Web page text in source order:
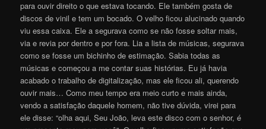
para ouvir direito o que estava tocando. Ele também gosta de
discos de vinil e tem um bocado. O velho ficou alucinado quando
viu essa caixa. Ele a segurava como se não fosse soltar mais,
via e revia por dentro e por fora. Lia a lista de músicas, segurava
como se fosse um bichinho de estimação. Sabia todas as
músicas e começou a me contar suas histórias. Eu já havia
acabado o trabalho de digitalização, mas ele ficou ali, querendo
ouvir mais… Como meu tempo era meio curto e mais ainda,
vendo a satisfação daquele homem, não tive dúvida, virei para
ele disse: “olha aqui, Seu João, leva este disco com o senhor, é